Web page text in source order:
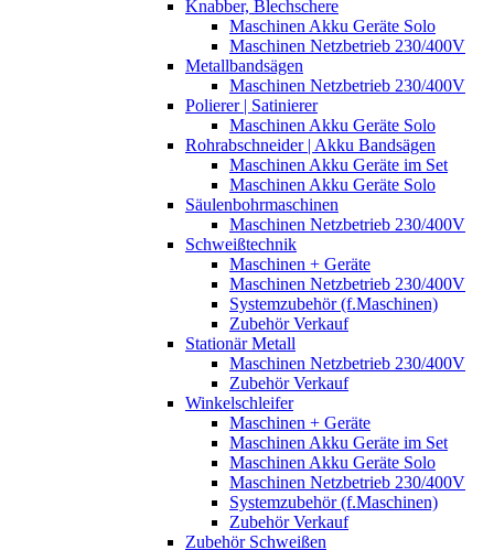
Knabber, Blechschere
Maschinen Akku Geräte Solo
Maschinen Netzbetrieb 230/400V
Metallbandsägen
Maschinen Netzbetrieb 230/400V
Polierer | Satinierer
Maschinen Akku Geräte Solo
Rohrabschneider | Akku Bandsägen
Maschinen Akku Geräte im Set
Maschinen Akku Geräte Solo
Säulenbohrmaschinen
Maschinen Netzbetrieb 230/400V
Schweißtechnik
Maschinen + Geräte
Maschinen Netzbetrieb 230/400V
Systemzubehör (f.Maschinen)
Zubehör Verkauf
Stationär Metall
Maschinen Netzbetrieb 230/400V
Zubehör Verkauf
Winkelschleifer
Maschinen + Geräte
Maschinen Akku Geräte im Set
Maschinen Akku Geräte Solo
Maschinen Netzbetrieb 230/400V
Systemzubehör (f.Maschinen)
Zubehör Verkauf
Zubehör Schweißen